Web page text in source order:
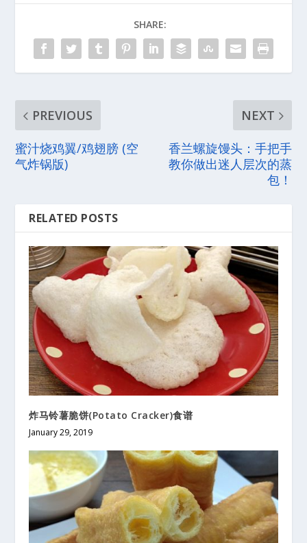
SHARE:
PREVIOUS
蜜汁烧鸡翼/鸡翅膀 (空
气炸锅版)
NEXT
香兰螺旋馒头：手把手
教你做出迷人层次的蒸
包！
RELATED POSTS
炸马铃薯脆饼(Potato Cracker)食谱
January 29, 2019